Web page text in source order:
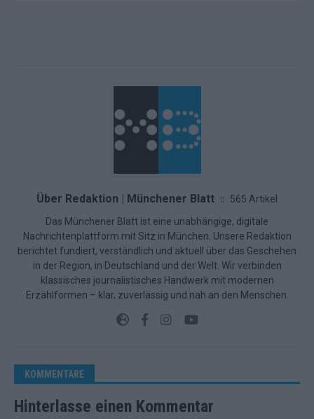
Über Redaktion | Münchener Blatt 565 Artikel
Das Münchener Blatt ist eine unabhängige, digitale
Nachrichtenplattform mit Sitz in München. Unsere Redaktion
berichtet fundiert, verständlich und aktuell über das Geschehen
in der Region, in Deutschland und der Welt. Wir verbinden
klassisches journalistisches Handwerk mit modernen
Erzählformen – klar, zuverlässig und nah an den Menschen.
KOMMENTARE
Hinterlasse einen Kommentar